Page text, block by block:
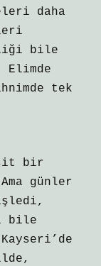
daha
bile
Elimde
tek
bir
günler
bile